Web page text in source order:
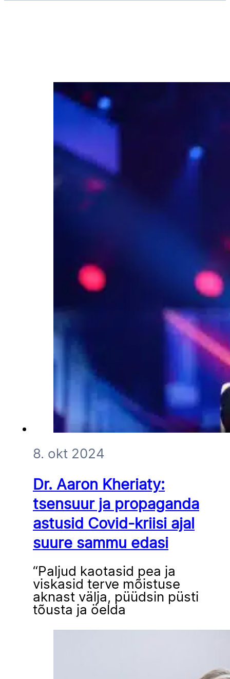
8. okt 2024
Dr. Aaron Kheriaty:
tsensuur ja propaganda
astusid Covid-kriisi ajal
suure sammu edasi
“Paljud kaotasid pea ja
viskasid terve mõistuse
aknast välja, püüdsin püsti
tõusta ja öelda